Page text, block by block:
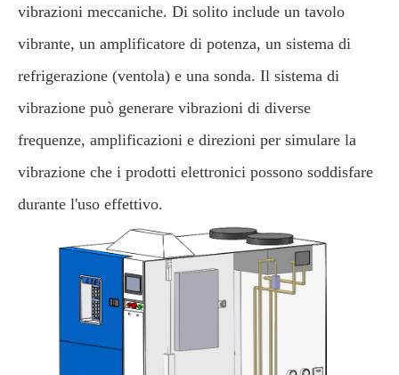
vibrazioni meccaniche. Di solito include un tavolo
vibrante, un amplificatore di potenza, un sistema di
refrigerazione (ventola) e una sonda. Il sistema di
vibrazione può generare vibrazioni di diverse
frequenze, amplificazioni e direzioni per simulare la
vibrazione che i prodotti elettronici possono soddisfare
durante l'uso effettivo.